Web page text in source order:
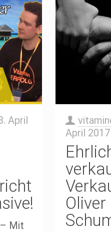
April
Mit
April 2017
Oliver